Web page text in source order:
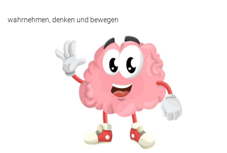
Adressen
wahrnehmen, denken und bewegen